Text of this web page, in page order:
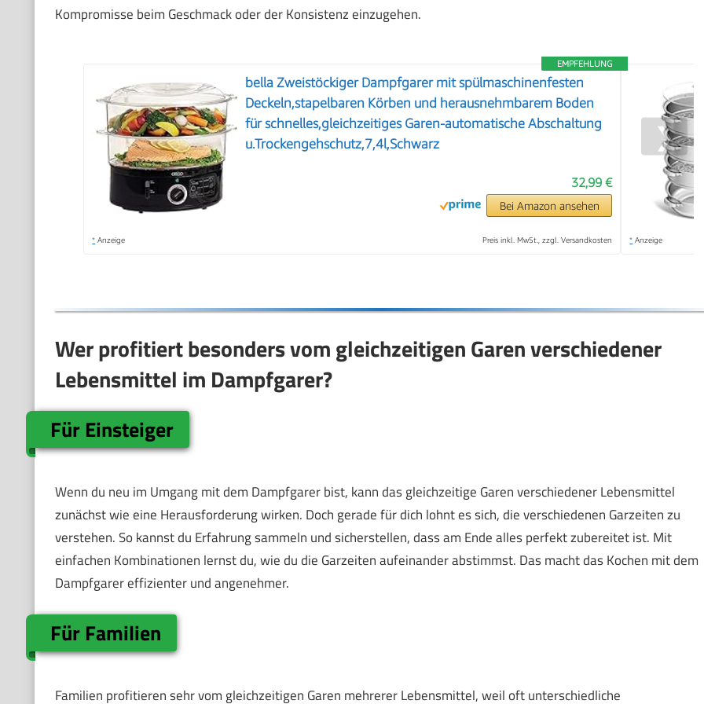
Kompromisse beim Geschmack oder der Konsistenz einzugehen.
EMPFEHLUNG
bella Zweistöckiger Dampfgarer mit spülmaschinenfesten
Deckeln,stapelbaren Körben und herausnehmbarem Boden
für schnelles,gleichzeitiges Garen-automatische Abschaltung
u.Trockengehschutz,7,4l,Schwarz
32,99 €
Bei Amazon ansehen
* Anzeige Preis inkl. MwSt., zzgl. Versandkosten * Anzeige
❯
Wer profitiert besonders vom gleichzeitigen Garen verschiedener
Lebensmittel im Dampfgarer?
Für Einsteiger
Wenn du neu im Umgang mit dem Dampfgarer bist, kann das gleichzeitige Garen verschiedener Lebensmittel
zunächst wie eine Herausforderung wirken. Doch gerade für dich lohnt es sich, die verschiedenen Garzeiten zu
verstehen. So kannst du Erfahrung sammeln und sicherstellen, dass am Ende alles perfekt zubereitet ist. Mit
einfachen Kombinationen lernst du, wie du die Garzeiten aufeinander abstimmst. Das macht das Kochen mit dem
Dampfgarer effizienter und angenehmer.
Für Familien
Familien profitieren sehr vom gleichzeitigen Garen mehrerer Lebensmittel, weil oft unterschiedliche